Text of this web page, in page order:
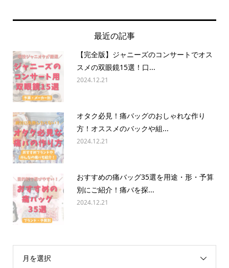
最近の記事
【完全版】ジャニーズのコンサートでオス
スメの双眼鏡15選！口...
2024.12.21
オタク必見！痛バッグのおしゃれな作り
方！オススメのバックや組...
2024.12.21
おすすめの痛バッグ35選を用途・形・予算
別にご紹介！痛バを探...
2024.12.21
月を選択